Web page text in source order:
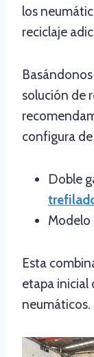
los
reciclaje
solución de
configura
Doble
Esta
etapa inicial
neumáticos.